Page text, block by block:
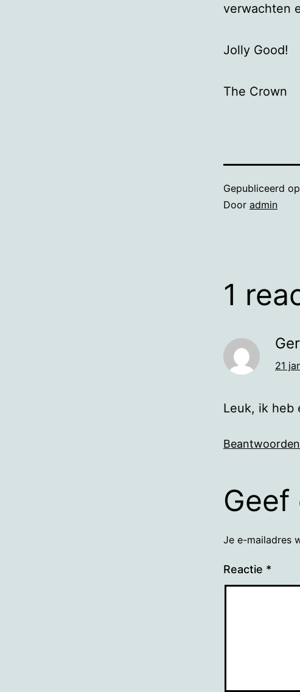
verwachten
Jolly Good!
The
Gepubliceerd op
Door admin
1
21
Leuk, ik heb
Beantwoorden
Geef
Je e-mailadres
Reactie *